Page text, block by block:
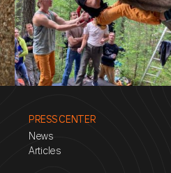
PRESS CENTER
News
Articles